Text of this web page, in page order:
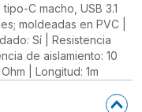
C macho, USB 3.1
moldeadas en PVC |
Sí | Resistencia
de aislamiento: 10
| Longitud: 1m